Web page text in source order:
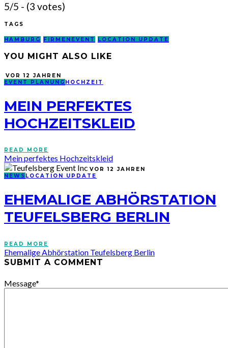
5/5 - (3 votes)
TAGS
HAMBURG FIRMENEVENT LOCATION UPDATE
YOU MIGHT ALSO LIKE
VOR 12 JAHREN
EVENT PLANUNG HOCHZEIT
MEIN PERFEKTES
HOCHZEITSKLEID
READ MORE
Mein perfektes Hochzeitskleid
VOR 12 JAHREN
NEWS LOCATION UPDATE
EHEMALIGE ABHÖRSTATION
TEUFELSBERG BERLIN
READ MORE
Ehemalige Abhörstation Teufelsberg Berlin
SUBMIT A COMMENT
Message*